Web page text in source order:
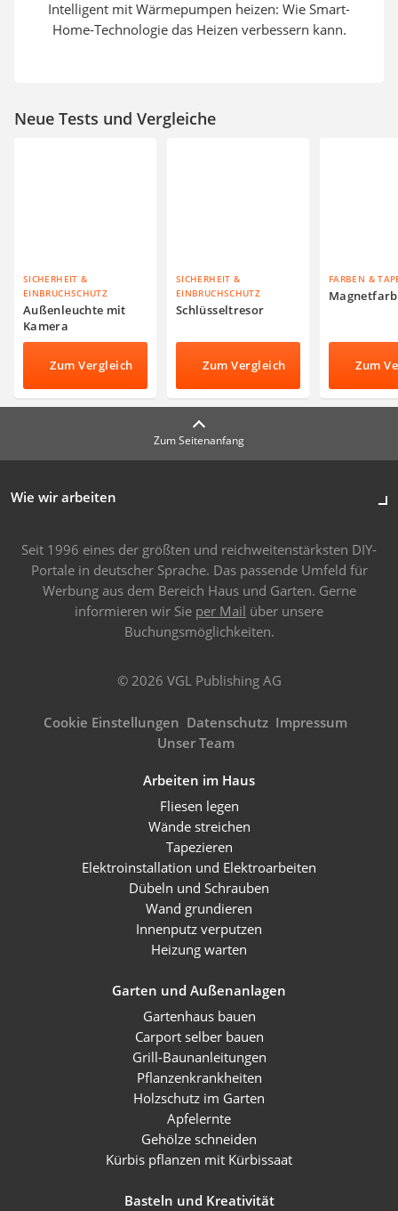
Intelligent mit Wärmepumpen heizen: Wie Smart-
Home-Technologie das Heizen verbessern kann.
Neue Tests und Vergleiche
SICHERHEIT &
EINBRUCHSCHUTZ
Außenleuchte mit
Kamera
Zum Vergleich
SICHERHEIT &
EINBRUCHSCHUTZ
Schlüsseltresor
Zum Vergleich
FARBEN &
Zum
Zum Seitenanfang
Wie wir arbeiten
Seit 1996 eines der größten und reichweitenstärksten DIY-
Portale in deutscher Sprache. Das passende Umfeld für
Werbung aus dem Bereich Haus und Garten. Gerne
informieren wir Sie per Mail über unsere
Buchungsmöglichkeiten.
© 2026 VGL Publishing AG
Cookie Einstellungen Datenschutz Impressum
Unser Team
Arbeiten im Haus
Fliesen legen
Wände streichen
Tapezieren
Elektroinstallation und Elektroarbeiten
Dübeln und Schrauben
Wand grundieren
Innenputz verputzen
Heizung warten
Garten und Außenanlagen
Gartenhaus bauen
Carport selber bauen
Grill-Baunanleitungen
Pflanzenkrankheiten
Holzschutz im Garten
Apfelernte
Gehölze schneiden
Kürbis pflanzen mit Kürbissaat
Basteln und Kreativität